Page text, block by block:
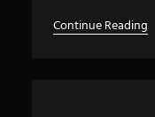
Continue Reading